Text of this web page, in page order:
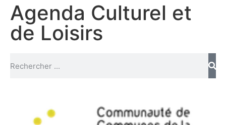
Agenda Culturel et
de Loisirs